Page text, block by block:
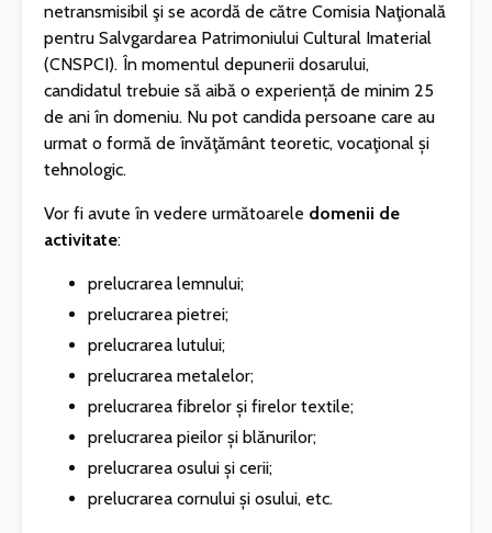
netransmisibil şi se acordă de către Comisia Naţională
pentru Salvgardarea Patrimoniului Cultural Imaterial
(CNSPCI). În momentul depunerii dosarului,
candidatul trebuie să aibă o experiență de minim 25
de ani în domeniu. Nu pot candida persoane care au
urmat o formă de învăţământ teoretic, vocaţional și
tehnologic.
Vor fi avute în vedere următoarele domenii de
activitate:
prelucrarea lemnului;
prelucrarea pietrei;
prelucrarea lutului;
prelucrarea metalelor;
prelucrarea fibrelor și firelor textile;
prelucrarea pieilor și blănurilor;
prelucrarea osului și cerii;
prelucrarea cornului și osului, etc.